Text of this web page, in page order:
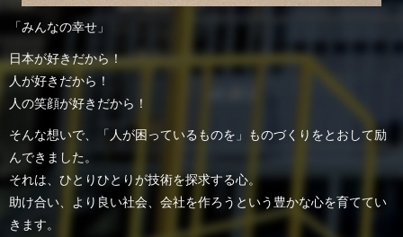
「みんなの幸せ」
日本が好きだから！
人が好きだから！
人の笑顔が好きだから！
そんな想いで、「人が困っているものを」ものづくりをとおして励
んできました。
それは、ひとりひとりが技術を探求する心。
助け合い、より良い社会、会社を作ろうという豊かな心を育ててい
きます。